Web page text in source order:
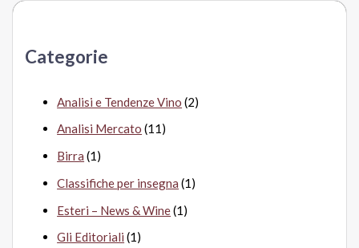
:Categorie
Analisi e Tendenze Vino (2)
Analisi Mercato (11)
Birra (1)
Classifiche per insegna (1)
Esteri – News & Wine(1)
Gli Editoriali (1)